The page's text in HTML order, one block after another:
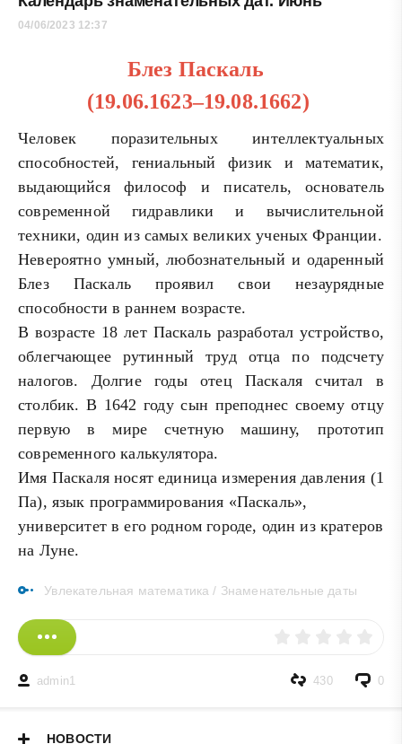
04/06/2023 12:37
Блез Паскаль
(19.06.1623–19.08.1662)
Человек поразительных интеллектуальных
способностей, гениальный физик и математик,
выдающийся философ и писатель, основатель
современной гидравлики и вычислительной
техники, один из самых великих ученых Франции.
Невероятно умный, любознательный и одаренный
Блез Паскаль проявил свои незаурядные
способности в раннем возрасте.
В возрасте 18 лет Паскаль разработал устройство,
облегчающее рутинный труд отца по подсчету
налогов. Долгие годы отец Паскаля считал в
столбик. В 1642 году сын преподнес своему отцу
первую в мире счетную машину, прототип
современного калькулятора.
Имя Паскаля носят единица измерения давления (1
Па), язык программирования «Паскаль»,
университет в его родном городе, один из кратеров
на Луне.
Увлекательная математика / Знаменательные даты
admin1 0
430
НОВОСТИ